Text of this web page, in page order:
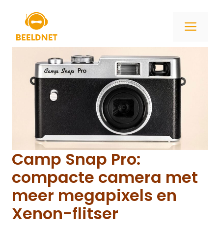
inhoud
Camp Snap Pro:
compacte camera met
meer megapixels en
Xenon-flitser